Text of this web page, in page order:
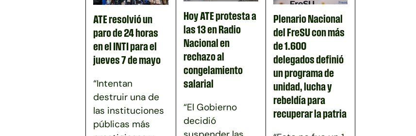
ATE resolvió un
paro de 24 horas
en el INTI para el
jueves 7 de mayo
“Intentan
destruir una de
las instituciones
públicas más
Hoy ATE protesta a
las 13 en Radio
Nacional en
rechazo al
congelamiento
salarial
“El Gobierno
decidió
Plenario Nacional
del FreSU con más
de 1.600
delegados definió
un programa de
unidad, lucha y
rebeldía para
recuperar la patria